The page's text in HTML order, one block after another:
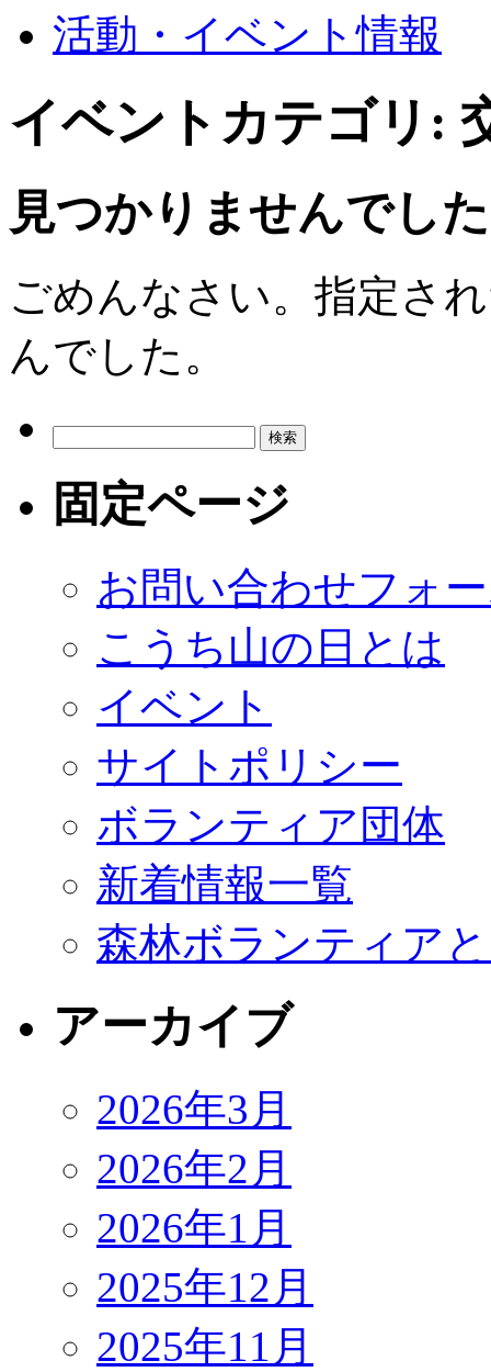
活動・イベント情報
イベントカテゴリ:
見つかりませんでした
ごめんなさい。指定さ
んでした。
固定ページ
お問い合わせフォ
こうち山の日とは
イベント
サイトポリシー
ボランティア団体
新着情報一覧
森林ボランティア
アーカイブ
2026年3月
2026年2月
2026年1月
2025年12月
2025年11月